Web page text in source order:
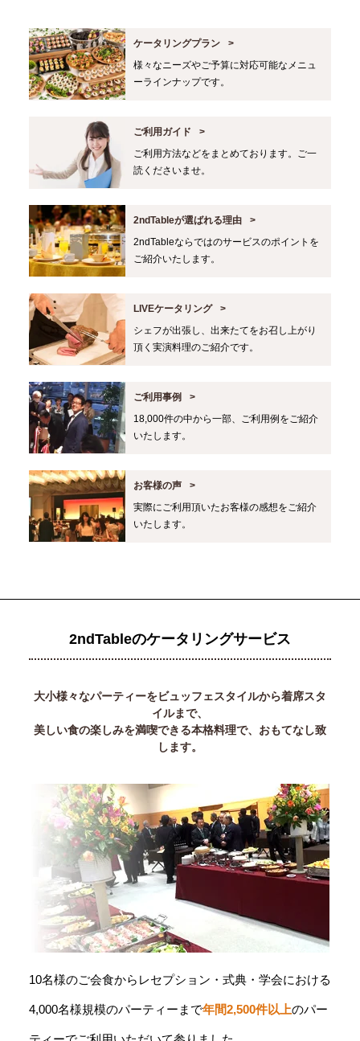
ケータリングプラン
様々なニーズやご予算に対応可能なメニュ
ーラインナップです。
ご利用ガイド
ご利用方法などをまとめております。ご一
読くださいませ。
2ndTableが選ばれる理由
2ndTableならではのサービスのポイントを
ご紹介いたします。
LIVEケータリング
シェフが出張し、出来たてをお召し上がり
頂く実演料理のご紹介です。
ご利用事例
18,000件の中から一部、ご利用例をご紹介
いたします。
お客様の声
実際にご利用頂いたお客様の感想をご紹介
いたします。
2ndTableのケータリングサービス
大小様々なパーティーをビュッフェスタイルから着席スタ
イルまで、
美しい食の楽しみを満喫できる本格料理で、おもてなし致
します。
10名様のご会食からレセプション・式典・学会における
4,000名様規模のパーティーまで年間2,500件以上のパー